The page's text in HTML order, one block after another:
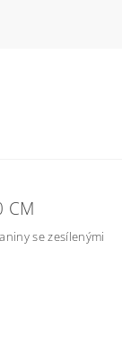
CM
se zesílenými